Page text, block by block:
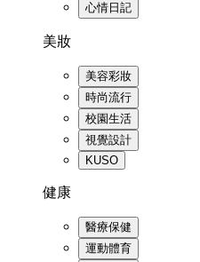
心情日記
美妝
美容彩妝
時尚流行
校園生活
視覺設計
KUSO
健康
醫療保健
運動體育